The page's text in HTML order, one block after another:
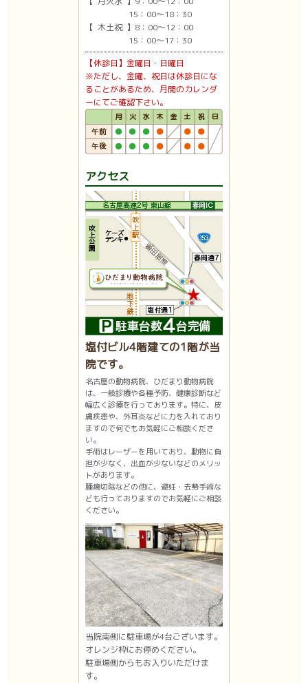
15：00〜18：30
【 木土祝 】8：00〜12：00
15：00〜17：30
【休診日】金曜日・日曜日
※ただし、金曜、祝日は休診日にな
ることがあるため、月間のカレンダ
ーにてご確認下さい。
アクセス
塩付ビル4階建ての1階が当
院です。
名古屋の動物病院、ひだまり動物病院
は、一般診療や各種予防、健康診断など
幅広く診療を行っております。特に、皮
膚疾患や、外耳炎などに力を入れており
ますので何でもお気軽にご相談くださ
い。
手術はレーザーを用いており、動物に負
担が少なく、出血が少ないなどのメリッ
トがあります。
腫瘍切除などの他に、避妊・去勢手術な
ども行っておりますのでお気軽にご相談
ください。
当院南側に駐車場が4台ございます。
オレンジ枠にお停めください。
駐車場側からもお入りいただけま
す。